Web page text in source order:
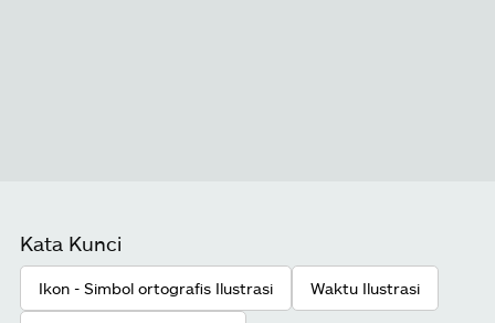
Kata Kunci
Ikon - Simbol ortografis Ilustrasi Waktu Ilustrasi